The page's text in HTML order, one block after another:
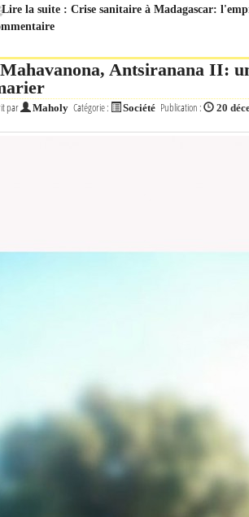
Lire la suite : Crise sanitaire à Madagascar:
Mahavanona, Antsiranana II:
par Maholy Catégorie : Société Publication : 20